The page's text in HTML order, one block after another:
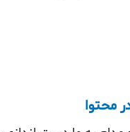
محتوا